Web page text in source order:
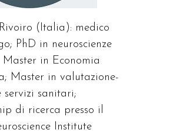
(Italia): medico
PhD in neuroscienze
Master in Economia
Master in valutazione-
servizi sanitari;
di ricerca presso il
Institute